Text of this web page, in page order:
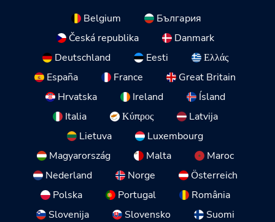
Belgium
България
Česká republika
Danmark
Deutschland
Eesti
Ελλάς
España
France
Great Britain
Hrvatska
Ireland
Ísland
Italia
Κύπρος
Latvija
Lietuva
Luxembourg
Magyarország
Malta
Maroc
Nederland
Norge
Österreich
Polska
Portugal
România
Slovenija
Slovensko Suomi